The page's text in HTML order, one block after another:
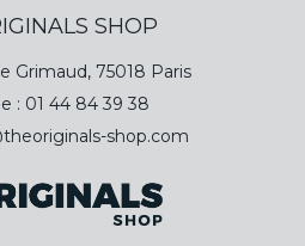
privilégié des
ont été négociées
pour plus d'informations,
SHOP
Grimaud, 75018 Paris
: 01 44 84 39 38
shop.com